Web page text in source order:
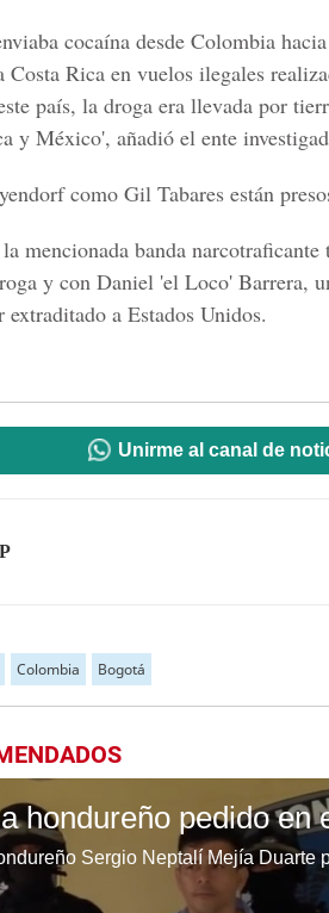
cocaína desde Colombia
Costa Rica en vuelos ilegales
país, la droga era llevada por
y México', añadió el ente
como Gil Tabares están
mencionada banda narcotraficante
y con Daniel 'el Loco' Barrera,
extraditado a Estados Unidos.
Unirme al canal de
Colombia Bogotá